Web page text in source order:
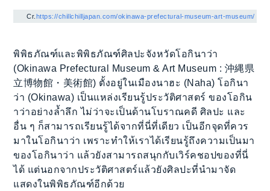
Cr. https://chillchilljapan.com/okinawa-prefectural-museum-art-museum/
พิพิธภัณฑ์และพิพิธภัณฑ์ศิลปะจังหวัดโอกินาว่า
(Okinawa Prefectural Museum & Art Museum : 沖縄県
立博物館・美術館) ตั้งอยู่ในเมืองนาฮะ (Naha) โอกินา
ว่า (Okinawa) เป็นแหล่งเรียนรู้ประวัติศาสตร์ ของโอกิน
าว่าอย่างล้ำลึก ไม่ว่าจะเป็นด้านโบราณคดี ศิลปะ และ
อื่น ๆ ก็สามารถเรียนรู้ได้จากที่นี่ที่เดียว เป็นอีกจุดที่ควร
มาในโอกินาว่า เพราะทำให้เราได้เรียนรู้ถึงความเป็นมา
ของโอกินาว่า แล้วยังสามารถสนุกกับเวิร์คชอปของที่นี่
ได้ แต่นอกจากประวัติศาสตร์แล้วยังศิลปะที่นำมาจัด
แสดงในพิพิธภัณฑ์อีกด้วย